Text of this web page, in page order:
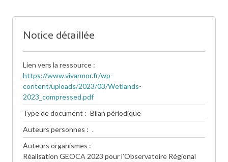
Notice détaillée
Lien vers la ressource
https://www.vivarmor.fr/wp-
content/uploads/2023/03/Wetlands-
2023_compressed.pdf
Type de document
Bilan périodique
Auteurs personnes
.
Auteurs organismes
Réalisation GEOCA 2023 pour l’Observatoire Régional